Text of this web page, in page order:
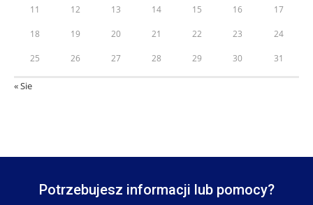
11 12 13 14 15 16 17
18 19 20 21 22 23 24
25 26 27 28 29 30 31
« Sie
Potrzebujesz informacji lub pomocy?